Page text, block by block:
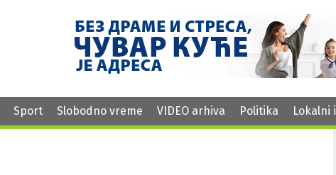
Sport Slobodno vreme VIDEO arhiva Politika Lokalni